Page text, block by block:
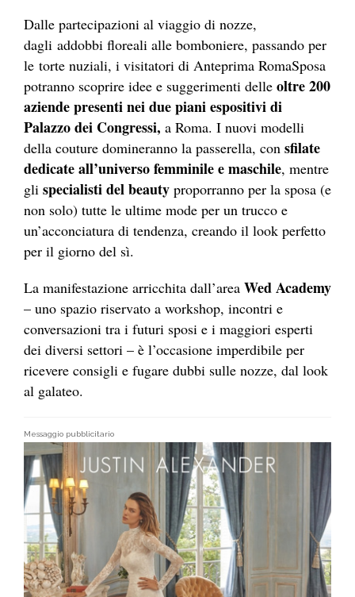
Dalle partecipazioni al viaggio di nozze,
dagli addobbi floreali alle bomboniere, passando per
le torte nuziali, i visitatori di Anteprima RomaSposa
potranno scoprire idee e suggerimenti delle oltre 200
aziende presenti nei due piani espositivi di
Palazzo dei Congressi, a Roma. I nuovi modelli
della couture domineranno la passerella, con sfilate
dedicate all’universo femminile e maschile, mentre
gli specialisti del beauty proporranno per la sposa (e
non solo) tutte le ultime mode per un trucco e
un’acconciatura di tendenza, creando il look perfetto
per il giorno del sì.
La manifestazione arricchita dall’area Wed Academy
– uno spazio riservato a workshop, incontri e
conversazioni tra i futuri sposi e i maggiori esperti
dei diversi settori – è l’occasione imperdibile per
ricevere consigli e fugare dubbi sulle nozze, dal look
al galateo.
Messaggio pubblicitario